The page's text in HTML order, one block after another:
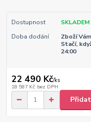
Dostupnost
Doba dodání
Zboží
Stačí,
24:00
22 490 Kč/ks
18 587 Kč bez DPH